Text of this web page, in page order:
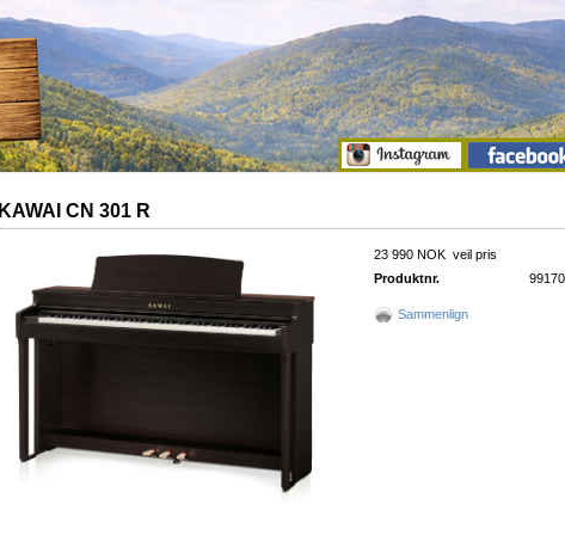
KAWAI CN 301 R
23 990 NOK veil pris
Produktnr.
Sammenlign